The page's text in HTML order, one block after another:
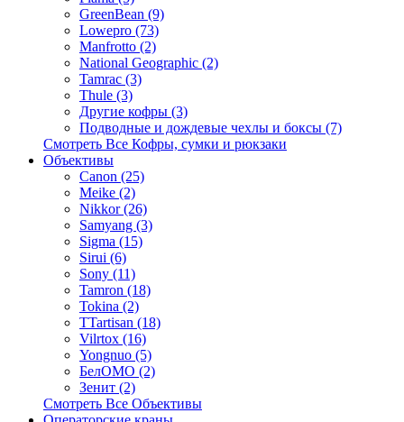
GreenBean (9)
Lowepro (73)
Manfrotto (2)
National Geographic (2)
Tamrac (3)
Thule (3)
Другие кофры (3)
Подводные и дождевые чехлы и боксы (7)
Смотреть Все Кофры, сумки и рюкзаки
Объективы
Canon (25)
Meike (2)
Nikkor (26)
Samyang (3)
Sigma (15)
Sirui (6)
Sony (11)
Tamron (18)
Tokina (2)
TTartisan (18)
Vilrtox (16)
Yongnuo (5)
БелOMO (2)
Зенит (2)
Смотреть Все Объективы